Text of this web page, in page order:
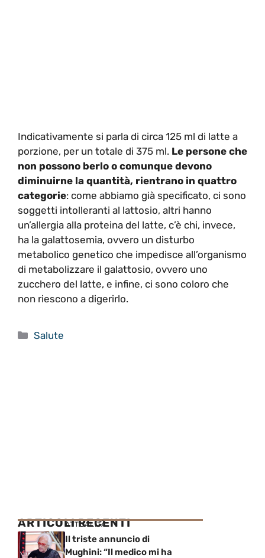
Indicativamente si parla di circa 125 ml di latte a
porzione, per un totale di 375 ml. Le persone che
non possono berlo o comunque devono
diminuirne la quantità, rientrano in quattro
categorie: come abbiamo già specificato, ci sono
soggetti intolleranti al lattosio, altri hanno
un’allergia alla proteina del latte, c’è chi, invece,
ha la galattosemia, ovvero un disturbo
metabolico genetico che impedisce all’organismo
di metabolizzare il galattosio, ovvero uno
zucchero del latte, e infine, ci sono coloro che
non riescono a digerirlo.
Categorie
Salute
ARTICOLI RECENTI
ATTUALITÀ
Il triste annuncio di
Mughini: “Il medico mi ha